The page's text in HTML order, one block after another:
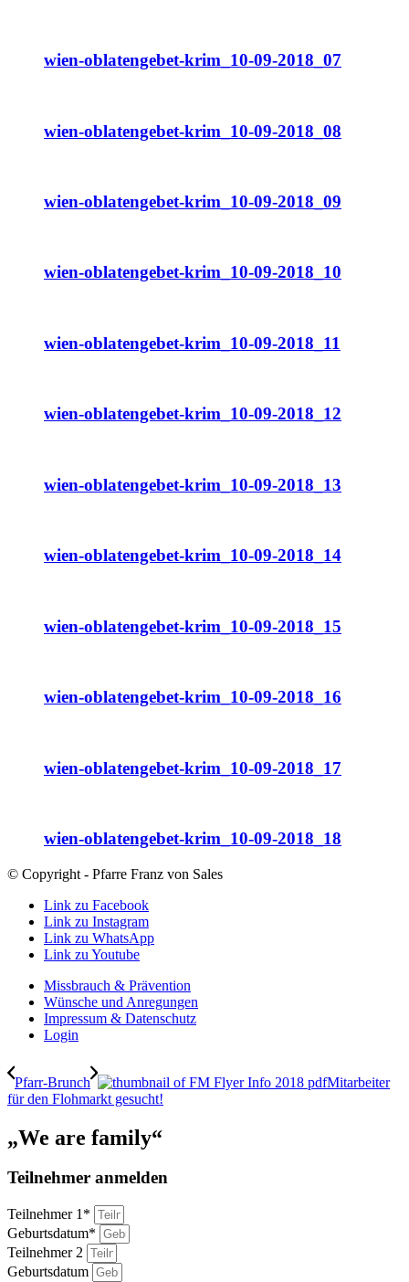
wien-oblatengebet-krim_10-09-2018_07
wien-oblatengebet-krim_10-09-2018_08
wien-oblatengebet-krim_10-09-2018_09
wien-oblatengebet-krim_10-09-2018_10
wien-oblatengebet-krim_10-09-2018_11
wien-oblatengebet-krim_10-09-2018_12
wien-oblatengebet-krim_10-09-2018_13
wien-oblatengebet-krim_10-09-2018_14
wien-oblatengebet-krim_10-09-2018_15
wien-oblatengebet-krim_10-09-2018_16
wien-oblatengebet-krim_10-09-2018_17
wien-oblatengebet-krim_10-09-2018_18
© Copyright - Pfarre Franz von Sales
Link zu Facebook
Link zu Instagram
Link zu WhatsApp
Link zu Youtube
Missbrauch & Prävention
Wünsche und Anregungen
Impressum & Datenschutz
Login
Pfarr-Brunch
Mitarbeiter
für den Flohmarkt gesucht!
„We are family“
Teilnehmer anmelden
Teilnehmer 1*
Geburtsdatum*
Teilnehmer 2
Geburtsdatum